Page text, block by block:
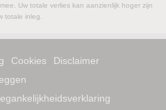
Uw totale verlies kan aanzienlijk hoger zijn
totale inleg.
Cookies
Disclaimer